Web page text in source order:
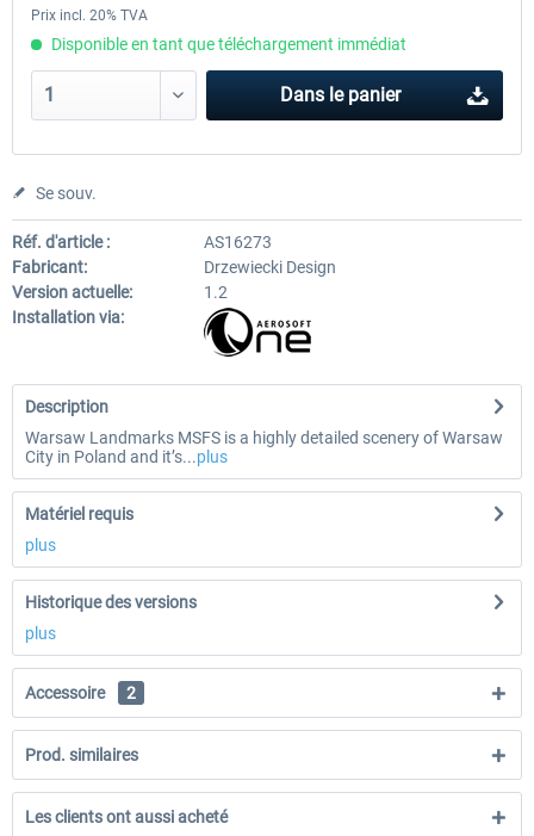
Prix incl. 20% TVA
Disponible en tant que téléchargement immédiat
Dans le panier
Se souv.
Réf. d'article :
AS16273
Fabricant:
Drzewiecki Design
Version actuelle:
1.2
Installation via:
Description
Warsaw Landmarks MSFS is a highly detailed scenery of Warsaw
City in Poland and it’s...plus
Matériel requis
plus
Historique des versions
plus
Accessoire 2
Prod. similaires
Les clients ont aussi acheté